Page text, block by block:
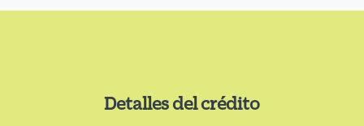
Detalles del crédito